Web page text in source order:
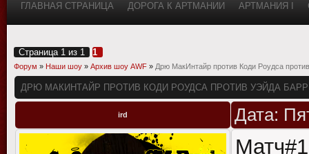
ГЛАВНАЯ СТРАНИЦА ДОРОГА К АРТМАНИИ АРТМАНИЯ I
Страница 1 из 1 1
Форум » Наши шоу » Архив шоу AWF » Дрю МакИнтайр против Коди Роудса
ДРЮ МАКИНТАЙР ПРОТИВ КОДИ РОУДСА ПРОТИВ УЭЙДА
ird Дата:
Матч#1